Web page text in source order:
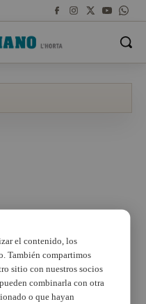
el contenido, los
También compartimos
sitio con nuestros socios
combinarla con otra
o que hayan